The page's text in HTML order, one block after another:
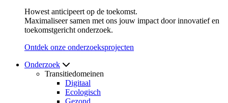
Howest anticipeert op de toekomst.
Maximaliseer samen met ons jouw impact door innovatief en
toekomstgericht onderzoek.
Ontdek onze onderzoeksprojecten
Onderzoek
Transitiedomeinen
Digitaal
Ecologisch
Gezond